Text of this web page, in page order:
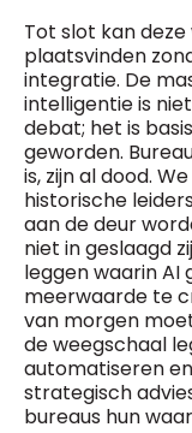
Tot slot kan
plaatsvinden
integratie. De
intelligentie is
debat; het is
geworden.
is, zijn al dood.
historische
aan de deur
niet in geslaagd
leggen waarin
meerwaarde te
van morgen
de weegschaal
automatiseren
strategisch
bureaus hun